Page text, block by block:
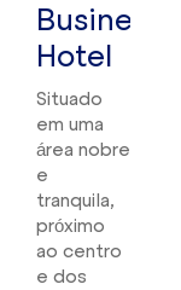
Business
Hotel
Situado
em uma
área nobre
e
tranquila,
próximo
ao centro
e dos